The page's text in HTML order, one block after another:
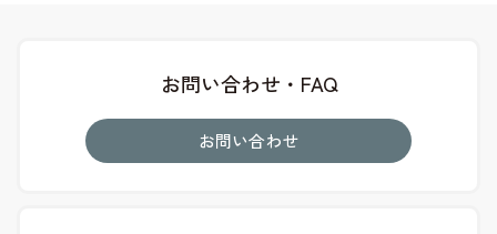
お問い合わせ・FAQ
お問い合わせ